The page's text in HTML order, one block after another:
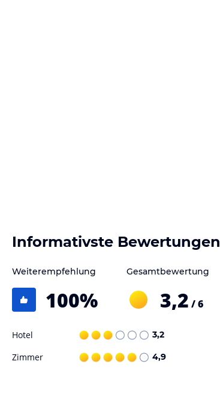
Informativste Bewertungen
Weiterempfehlung
100%
Gesamtbewertung
3,2 / 6
Hotel 3,2
Zimmer 4,9